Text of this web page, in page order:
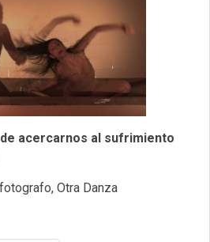
acercarnos al sufrimiento
Otra Danza